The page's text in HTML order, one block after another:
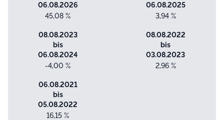
06.08.2026
45,08 %
06.08.2025
3,94 %
08.08.2023
bis
06.08.2024
-4,00 %
08.08.2022
bis
03.08.2023
2,96 %
06.08.2021
bis
05.08.2022
16,15 %